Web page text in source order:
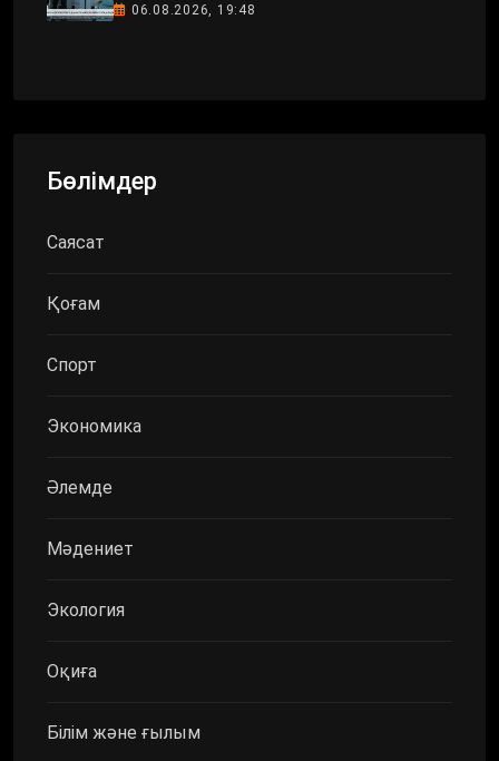
06.08.2026, 19:48
Бөлімдер
Саясат
Қоғам
Спорт
Экономика
Әлемде
Мәдениет
Экология
Оқиға
Білім және ғылым